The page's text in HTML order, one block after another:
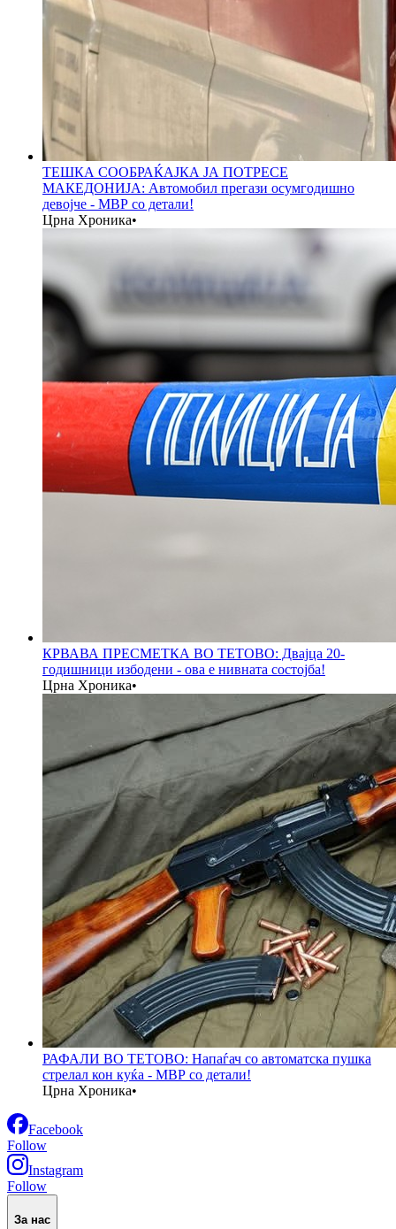
ТЕШКА СООБРАЌАЈКА ЈА ПОТРЕСЕ
МАКЕДОНИЈА: Автомобил прегази осумгодишно
девојче - МВР со детали!
Црна Хроника•
КРВАВА ПРЕСМЕТКА ВО ТЕТОВО: Двајца 20-
годишници избодени - ова е нивната состојба!
Црна Хроника•
РАФАЛИ ВО ТЕТОВО: Напаѓач со автоматска пушка
стрелал кон куќа - МВР со детали!
Црна Хроника•
Facebook
Follow
Instagram
Follow
За нас